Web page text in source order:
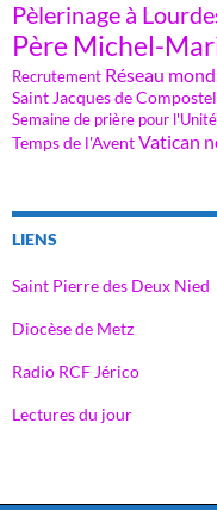
Pèlerinage à
Père Michel-
Recrutement Réseau
Saint Jacques de
Semaine de prière pour
Temps de l'AventVatican
LIENS
Saint Pierre des Deux Nied
Diocèse de Metz
Radio RCF Jérico
Lectures du jour